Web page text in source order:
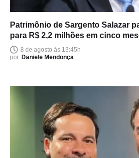
Patrimônio de Sargento Salazar
para R$ 2,2 milhões em cinco
8 de agosto às 13:45h
por Daniele Mendonça